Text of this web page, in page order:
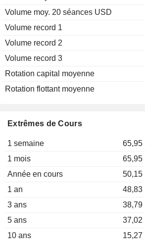
Volume moy. 20 séances USD
Volume record 1
Volume record 2
Volume record 3
Rotation capital moyenne
Rotation flottant moyenne
Extrêmes de Cours
1 semaine 65,95
1 mois
65,95
Année en cours
50,15
1 an
48,83
3 ans
38,79
5 ans
37,02
10 ans
15,27